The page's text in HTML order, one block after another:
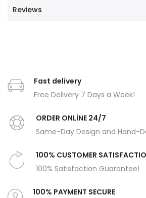
Reviews
Fast delivery
Free Delivery 7 Days a Week!
ORDER ONLİNE 24/7
Same-Day Design and Hand-
100% CUSTOMER
100% Satisfaction Guarantee!
100% PAYMENT SECURE